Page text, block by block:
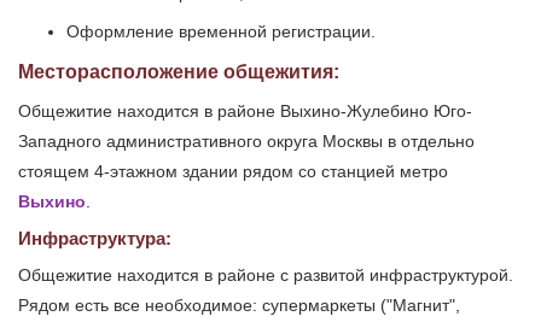
Оформление временной регистрации.
Месторасположение общежития:
Общежитие находится в районе Выхино-Жулебино Юго-
Западного административного округа Москвы в отдельно
стоящем 4-этажном здании рядом со станцией метро
Выхино.
Инфраструктура:
Общежитие находится в районе с развитой инфраструктурой.
Рядом есть все необходимое: супермаркеты ("Магнит",